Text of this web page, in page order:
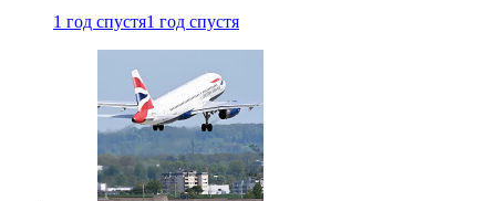
1 год спустя1 год спустя